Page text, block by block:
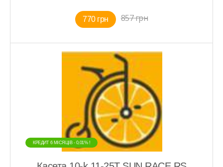
770 грн 857 грн
КРЕДИТ 6 МIСЯЦIВ - 0,01% !